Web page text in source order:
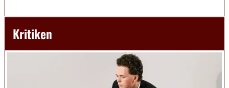
Kritiken